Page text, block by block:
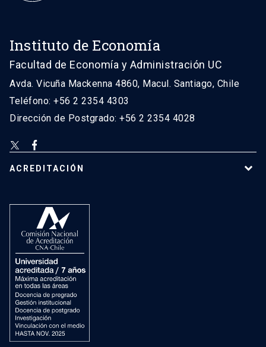
Instituto de Economía
Facultad de Economía y Administración UC
Avda. Vicuña Mackenna 4860, Macul. Santiago, Chile
Teléfono: +56 2 2354 4303
Dirección de Postgrado: +56 2 2354 4028
ACREDITACIÓN